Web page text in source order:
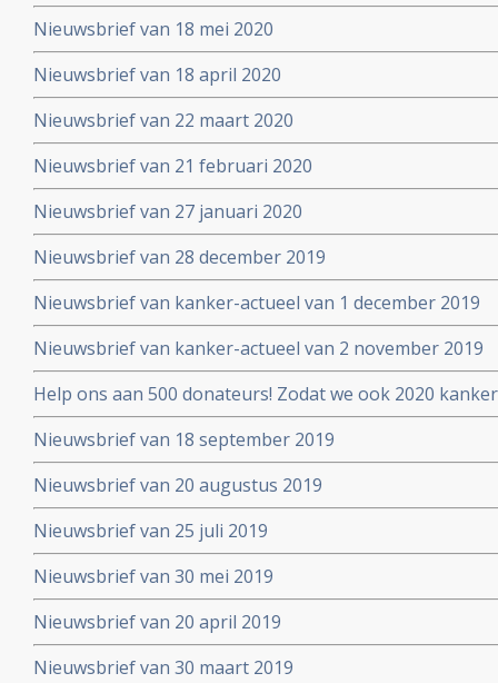
Nieuwsbrief van 18 mei 2020
Nieuwsbrief van 18 april 2020
Nieuwsbrief van 22 maart 2020
Nieuwsbrief van 21 februari 2020
Nieuwsbrief van 27 januari 2020
Nieuwsbrief van 28 december 2019
Nieuwsbrief van kanker-actueel van 1 december 2019
Nieuwsbrief van kanker-actueel van 2 november 2019
Help ons aan 500 donateurs! Zodat we ook 2020
voortzetten
Nieuwsbrief van 18 september 2019
Nieuwsbrief van 20 augustus 2019
Nieuwsbrief van 25 juli 2019
Nieuwsbrief van 30 mei 2019
Nieuwsbrief van 20 april 2019
Nieuwsbrief van 30 maart 2019